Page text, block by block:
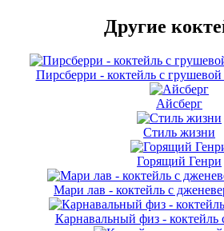
Другие
Пирсберри - коктейль с
Айсберг
Стиль жизни
Горящий Генри
Мари лав - коктейль с
Карнавальный физ -